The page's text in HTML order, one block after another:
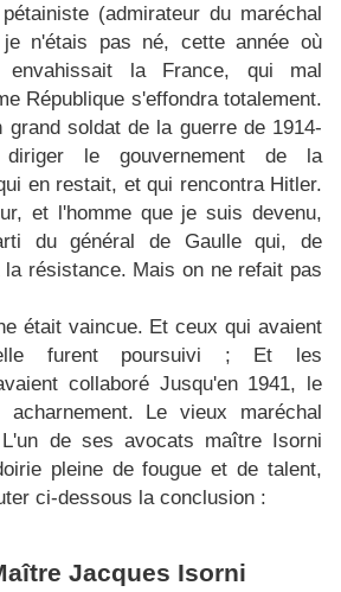
(admirateur du maréchal
n'étais pas né, cette année où
envahissait la France, qui mal
République s'effondra totalement.
grand soldat de la guerre de 1914-
le gouvernement de la
en restait, et qui rencontra Hitler.
et l'homme que je suis devenu,
du général de Gaulle qui, de
la résistance. Mais on ne refait pas
était vaincue. Et ceux qui avaient
furent poursuivi ; Et les
collaboré Jusqu'en 1941, le
acharnement. Le vieux maréchal
de ses avocats maître Isorni
pleine de fougue et de talent,
ci-dessous la conclusion :
Jacques Isorni